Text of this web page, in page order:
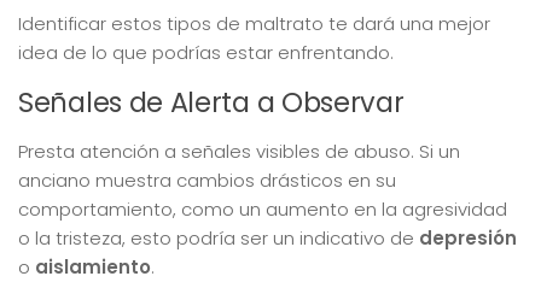
Identificar estos tipos de maltrato te dará una mejor
idea de lo que podrías estar enfrentando.
Señales de Alerta a Observar
Presta atención a señales visibles de abuso. Si un
anciano muestra cambios drásticos en su
comportamiento, como un aumento en la agresividad
o la tristeza, esto podría ser un indicativo de depresión
o aislamiento.